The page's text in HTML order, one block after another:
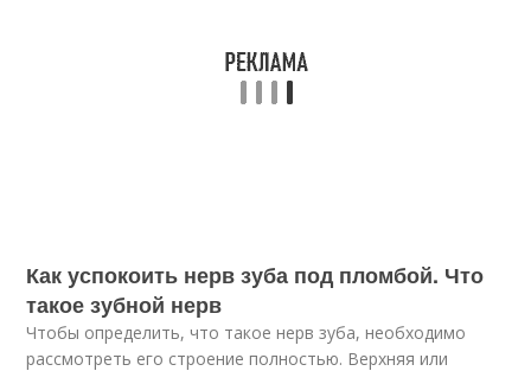
Как успокоить нерв зуба под пломбой. Что
такое зубной нерв
Чтобы определить, что такое нерв зуба, необходимо
рассмотреть его строение полностью. Верхняя или